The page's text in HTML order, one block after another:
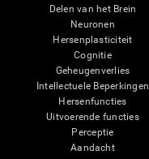
Delen van het Brein
Neuronen
Hersenplasticiteit
Cognitie
Geheugenverlies
Intellectuele Beperkingen
Hersenfuncties
Uitvoerende functies
Perceptie
Aandacht